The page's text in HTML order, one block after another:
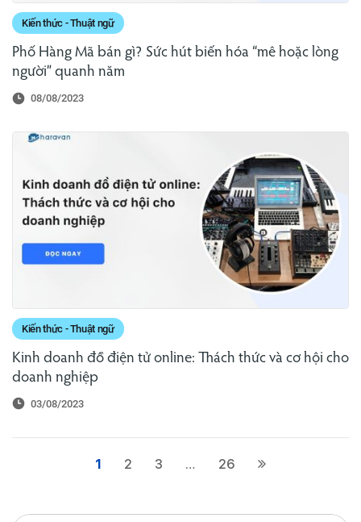
Kiến thức - Thuật ngữ
Phố Hàng Mã bán gì? Sức hút biến hóa “mê hoặc lòng
người” quanh năm
08/08/2023
Kiến thức - Thuật ngữ
Kinh doanh đồ điện tử online: Thách thức và cơ hội cho
doanh nghiệp
03/08/2023
1 2 3 … 26